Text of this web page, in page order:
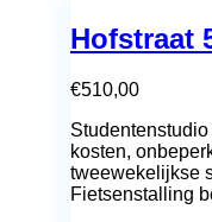
Hofstraat
€510,00
kosten,
tweewekelijkse
Fietsenstalling